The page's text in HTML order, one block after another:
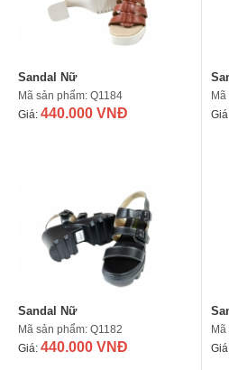
Sandal Nữ
Mã sản phẩm: Q1184
Giá: 440.000 VNĐ
Sandal Nữ
Mã sản phẩm: Q1182
Giá: 440.000 VNĐ
Mã